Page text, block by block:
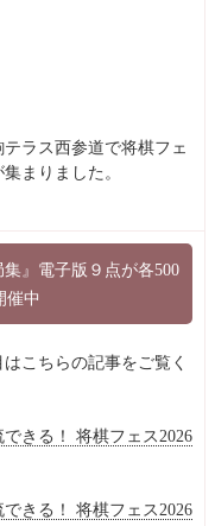
ラス西参道で将棋フェ
まりました。
集』電子版９点が各500
催中
こちらの記事をご覧く
きる！ 将棋フェス2026
きる！ 将棋フェス2026